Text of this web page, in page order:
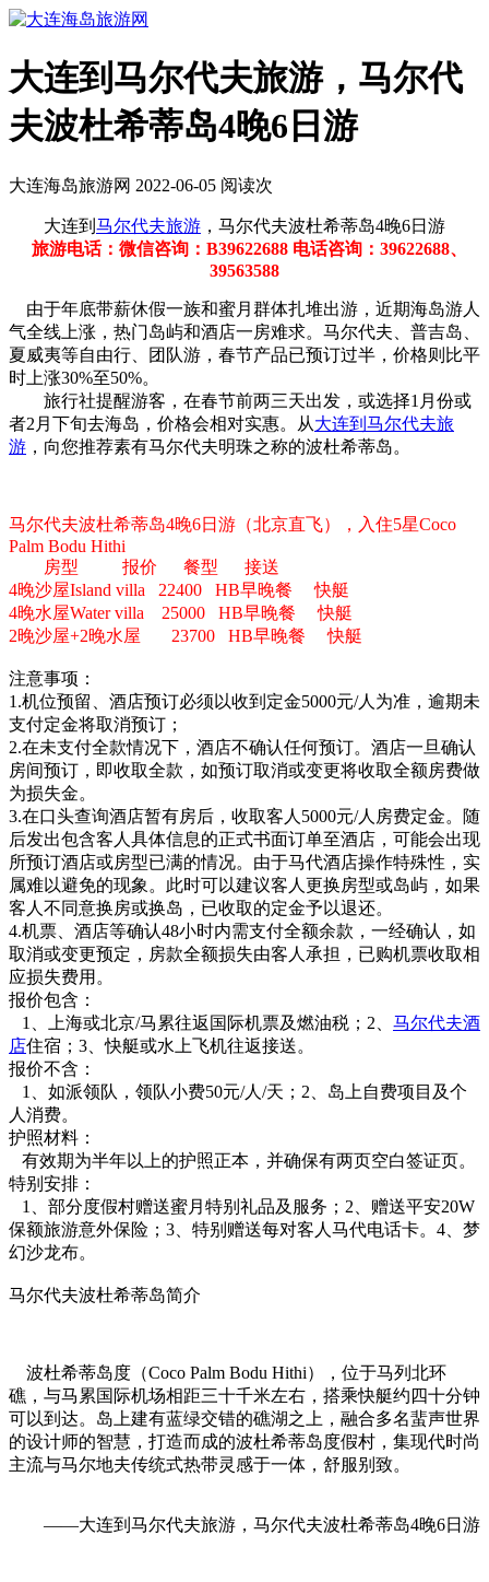
大连到马尔代夫旅游，马尔代
夫波杜希蒂岛4晚6日游
大连海岛旅游网 2022-06-05 阅读次
大连到 马尔代夫旅游 ，马尔代夫波杜希蒂岛4晚6日游
旅游电话：微信咨询：B39622688 电话咨询：39622688、
39563588
由于年底带薪休假一族和蜜月群体扎堆出游，近期海岛游人
气全线上涨，热门岛屿和酒店一房难求。马尔代夫、普吉岛、
夏威夷等自由行、团队游，春节产品已预订过半，价格则比平
时上涨30%至50%。
旅行社提醒游客，在春节前两三天出发，或选择1月份或
者2月下旬去海岛，价格会相对实惠。从大连到马尔代夫旅
游 ，向您推荐素有马尔代夫明珠之称的波杜希蒂岛。
马尔代夫波杜希蒂岛4晚6日游（北京直飞），入住5星Coco
Palm Bodu Hithi
房型 报价 餐型 接送
4晚沙屋Island villa 22400 HB早晚餐 快艇
4晚水屋Water villa 25000 HB早晚餐 快艇
2晚沙屋+2晚水屋 23700 HB早晚餐 快艇
注意事项：
1.机位预留、酒店预订必须以收到定金5000元/人为准，逾期未
支付定金将取消预订；
2.在未支付全款情况下，酒店不确认任何预订。酒店一旦确认
房间预订，即收取全款，如预订取消或变更将收取全额房费做
为损失金。
3.在口头查询酒店暂有房后，收取客人5000元/人房费定金。随
后发出包含客人具体信息的正式书面订单至酒店，可能会出现
所预订酒店或房型已满的情况。由于马代酒店操作特殊性，实
属难以避免的现象。此时可以建议客人更换房型或岛屿，如果
客人不同意换房或换岛，已收取的定金予以退还。
4.机票、酒店等确认48小时内需支付全额余款，一经确认，如
取消或变更预定，房款全额损失由客人承担，已购机票收取相
应损失费用。
报价包含：
1、上海或北京/马累往返国际机票及燃油税；2、 马尔代夫酒
店住宿；3、快艇或水上飞机往返接送。
报价不含：
1、如派领队，领队小费50元/人/天；2、岛上自费项目及个
人消费。
护照材料：
有效期为半年以上的护照正本，并确保有两页空白签证页。
特别安排：
1、部分度假村赠送蜜月特别礼品及服务；2、赠送平安20W
保额旅游意外保险；3、特别赠送每对客人马代电话卡。4、梦
幻沙龙布。
马尔代夫波杜希蒂岛简介
波杜希蒂岛度（Coco Palm Bodu Hithi），位于马列北环
礁，与马累国际机场相距三十千米左右，搭乘快艇约四十分钟
可以到达。岛上建有蓝绿交错的礁湖之上，融合多名蜚声世界
的设计师的智慧，打造而成的波杜希蒂岛度假村，集现代时尚
主流与马尔地夫传统式热带灵感于一体，舒服别致。
——大连到马尔代夫旅游，马尔代夫波杜希蒂岛4晚6日游